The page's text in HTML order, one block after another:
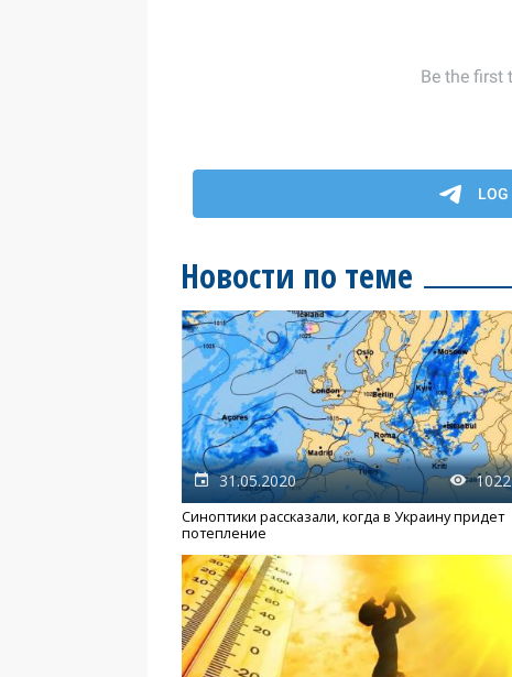
Новости по теме
31.05.2020 1022
Синоптики рассказали, когда в Украину придет
потепление